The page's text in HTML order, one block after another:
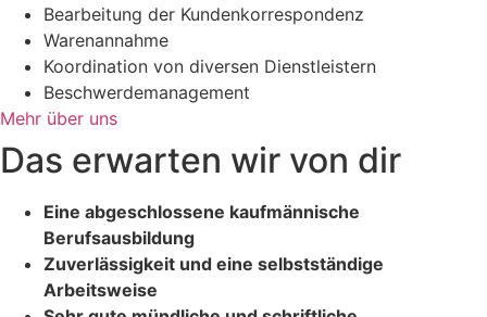
Bearbeitung der Kundenkorrespondenz
Warenannahme
Koordination von diversen Dienstleistern
Beschwerdemanagement
Mehr über uns
Das erwarten wir von dir
Eine abgeschlossene kaufmännische
Berufsausbildung
Zuverlässigkeit und eine selbstständige
Arbeitsweise